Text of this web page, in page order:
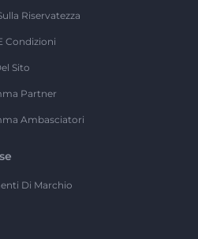
Riservatezza
Condizioni
Sito
Partner
Ambasciatori
Di Marchio